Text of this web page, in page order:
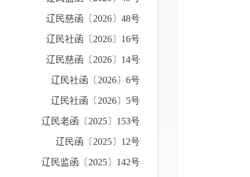
辽民慈函〔2026〕48号
辽民社函〔2026〕16号
辽民慈函〔2026〕14号
辽民社函〔2026〕6号
辽民社函〔2026〕5号
辽民老函〔2025〕153号
辽民函〔2025〕12号
辽民监函〔2025〕142号